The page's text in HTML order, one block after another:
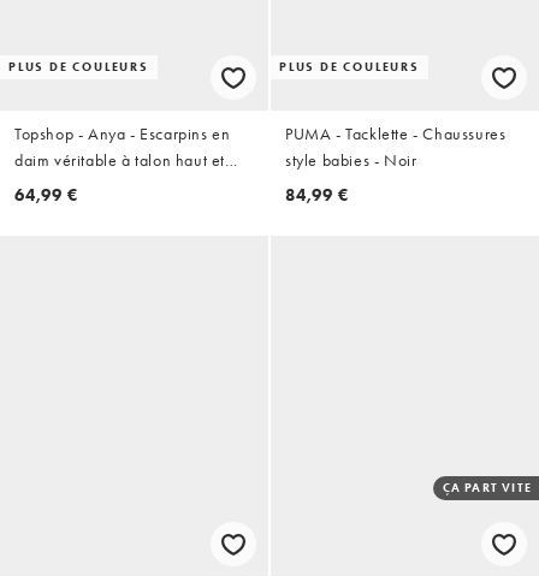
PLUS DE COULEURS
Topshop - Anya - Escarpins en
daim véritable à talon haut et
bride arrière - Noir
64,99 €
PLUS DE COULEURS
PUMA - Tacklette - Chaussures
style babies - Noir
84,99 €
ÇA PART VITE